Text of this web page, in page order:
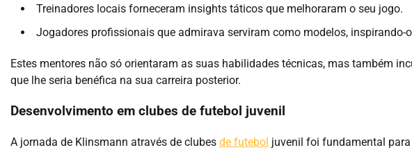
Treinadores locais forneceram insights táticos que melhoraram o seu jogo.
Jogadores profissionais que admirava serviram como modelos, inspirando-
Estes mentores não só orientaram as suas habilidades técnicas, mas também
que lhe seria benéfica na sua carreira posterior.
Desenvolvimento em clubes de futebol juvenil
A jornada de Klinsmann através de clubes de futebol juvenil foi fundamental